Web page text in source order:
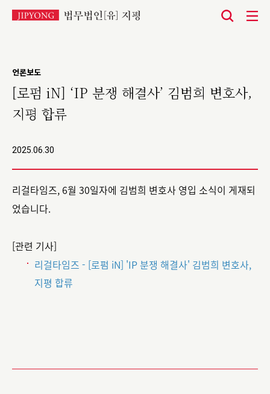
언론보도
[로펌 iN] ‘IP 분쟁 해결사’ 김범희 변호사,
지평 합류
2025.06.30
리걸타임즈, 6월 30일자에 김범희 변호사 영입 소식이 게재되
었습니다.
[관련 기사]
리걸타임즈 - [로펌 iN] 'IP 분쟁 해결사' 김범희 변호사,
지평 합류